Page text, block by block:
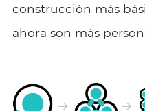
construcción más
ahora son más